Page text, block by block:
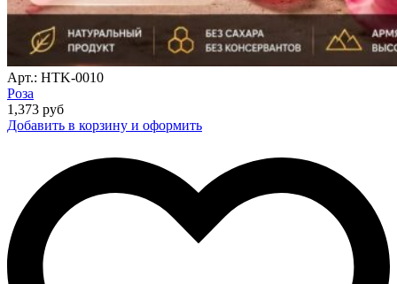
Арт.: HTK-0010
Роза
1,373 руб
Добавить в корзину и оформить